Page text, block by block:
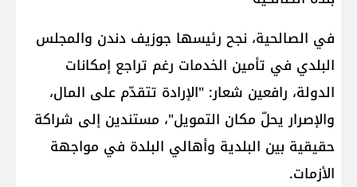
في الصالحية، نجح رئيسها جوزيف دندن والمجلس
البلدي في تأمين الخدمات رغم تراجع إمكانات
الدولة، رافعين شعار: "الإرادة تتقدّم على المال،
والإصرار يحلّ مكان التمويل"، مستندين إلى شراكة
حقيقية بين البلدية وأهالي البلدة في مواجهة
الأزمات.